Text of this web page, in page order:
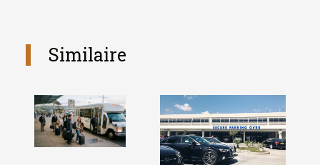
Similaire